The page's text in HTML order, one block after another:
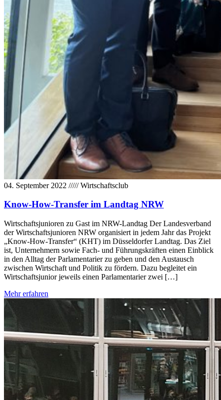
04. September 2022 /////Wirtschaftsclub
Know-How-Transfer im Landtag NRW
Wirtschaftsjunioren zu Gast im NRW-Landtag Der Landesverband
der Wirtschaftsjunioren NRW organisiert in jedem Jahr das Projekt
„Know-How-Transfer“ (KHT) im Düsseldorfer Landtag. Das Ziel
ist, Unternehmern sowie Fach- und Führungskräften einen Einblick
in den Alltag der Parlamentarier zu geben und den Austausch
zwischen Wirtschaft und Politik zu fördern. Dazu begleitet ein
Wirtschaftsjunior jeweils einen Parlamentarier zwei […]
Mehr erfahren